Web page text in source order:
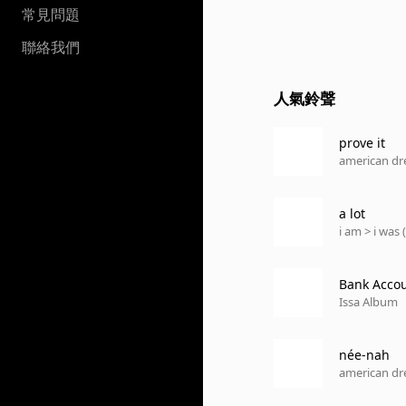
常見問題
聯絡我們
人氣鈴聲
prove it
american
a lot
i am > i was
Bank
Issa Album
née-nah
american